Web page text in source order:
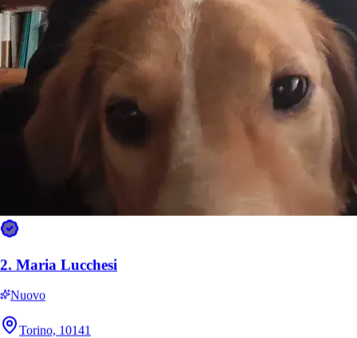
2. Maria Lucchesi
Nuovo
Torino, 10141